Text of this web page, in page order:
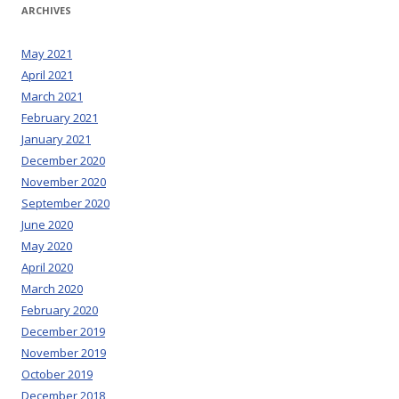
ARCHIVES
May 2021
April 2021
March 2021
February 2021
January 2021
December 2020
November 2020
September 2020
June 2020
May 2020
April 2020
March 2020
February 2020
December 2019
November 2019
October 2019